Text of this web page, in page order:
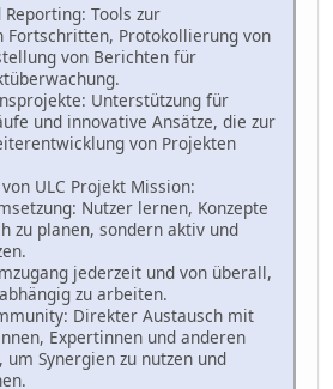
Tools zur
Fortschritten, Protokollierung von
von Berichten für
Unterstützung für
und innovative Ansätze, die zur
von Projekten
ULC Projekt Mission:
Nutzer lernen, Konzepte
zu planen, sondern aktiv und
jederzeit und von überall,
zu arbeiten.
Direkter Austausch mit
Expertinnen und anderen
Synergien zu nutzen und